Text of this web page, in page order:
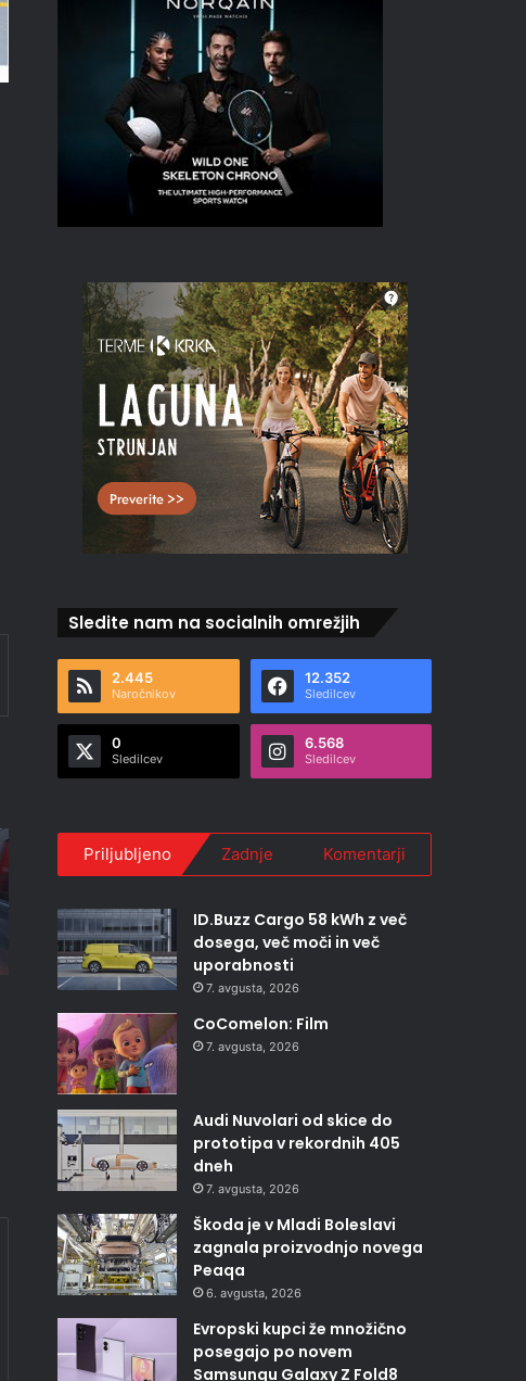
Sledite nam na socialnih omrežjih
2.445
Naročnikov
12.352
Sledilcev
0
Sledilcev
6.568
Sledilcev
Priljubljeno Zadnje Komentarji
ID.Buzz Cargo 58 kWh z več
dosega, več moči in več
uporabnosti
7. avgusta, 2026
CoComelon: Film
7. avgusta, 2026
Audi Nuvolari od skice do
prototipa v rekordnih 405
dneh
7. avgusta, 2026
Škoda je v Mladi Boleslavi
zagnala proizvodnjo novega
Peaqa
6. avgusta, 2026
Evropski kupci že množično
posegajo po novem
Samsungu Galaxy Z Fold8